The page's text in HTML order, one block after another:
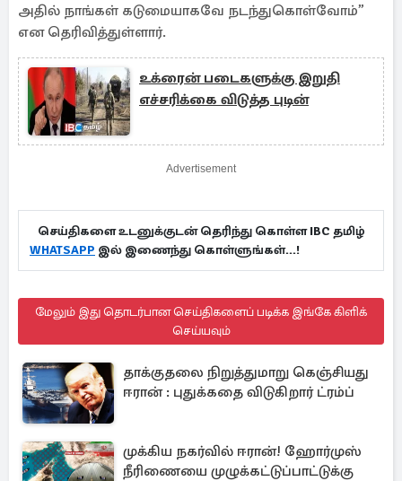
அதில் நாங்கள் கடுமையாகவே நடந்துகொள்வோம்”
என தெரிவித்துள்ளார்.
உக்ரைன் படைகளுக்கு இறுதி
எச்சரிக்கை விடுத்த புடின்
Advertisement
செய்திகளை உடனுக்குடன் தெரிந்து கொள்ள IBC தமிழ்
WHATSAPP இல் இணைந்து கொள்ளுங்கள்...!
மேலும் இது தொடர்பான செய்திகளைப் படிக்க இங்கே கிளிக்
செய்யவும்
தாக்குதலை நிறுத்துமாறு கெஞ்சியது
ஈரான் : புதுக்கதை விடுகிறார் ட்ரம்ப்
முக்கிய நகர்வில் ஈரான்! ஹோர்முஸ்
நீரிணையை முழுக்கட்டுப்பாட்டுக்கு